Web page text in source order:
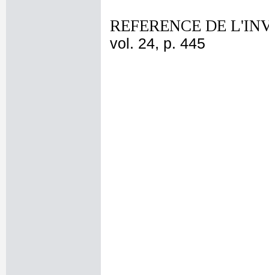
REFERENCE DE
vol. 24, p. 445